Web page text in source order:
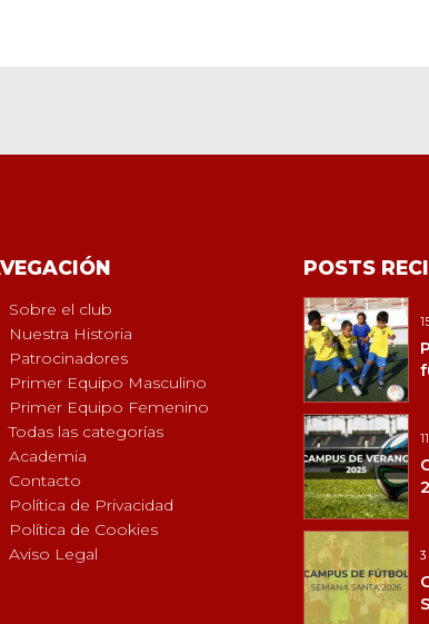
Sobre el club
Nuestra Historia
Patrocinadores
Primer Equipo Masculino
Primer Equipo Femenino
Todas las categorías
Academia
Contacto
Política de Privacidad
Política de Cookies
Aviso Legal
POSTS
3